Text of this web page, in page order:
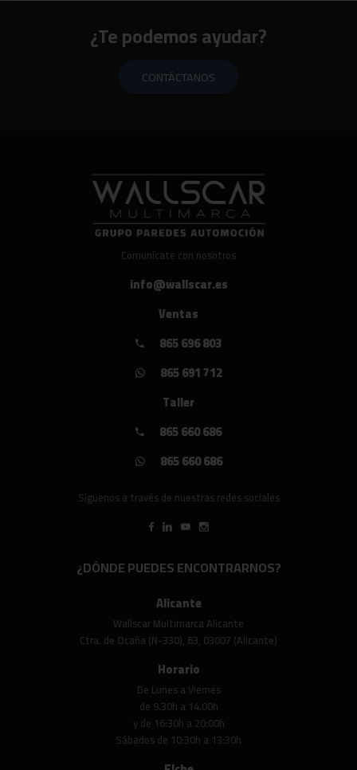
¿Te podemos ayudar?
CONTÁCTANOS
Comunícate con nosotros
info@wallscar.es
Ventas
865 696 803
865 691 712
Taller
865 660 686
865 660 686
Síguenos a través de nuestras redes sociales
¿DÓNDE PUEDES ENCONTRARNOS?
Alicante
Wallscar Multimarca Alicante
Ctra. de Ocaña (N-330), 63, 03007 (Alicante)
Horario
De Lunes a Viernes
de 9.30h a 14.00h
y de 16:30h a 20:00h
Sábados de 10:30h a 13:30h